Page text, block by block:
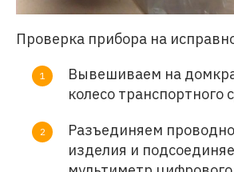
Проверка прибора на
Вывешиваем на
колесо транспортного
Разъединяем
изделия и